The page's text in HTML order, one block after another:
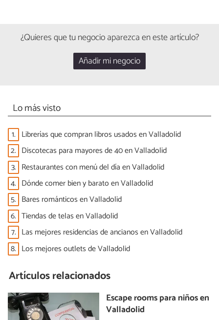
¿Quieres que tu negocio aparezca en este artículo?
Añadir mi negocio
Lo más visto
1. Librerías que compran libros usados en Valladolid
2. Discotecas para mayores de 40 en Valladolid
3. Restaurantes con menú del día en Valladolid
4. Dónde comer bien y barato en Valladolid
5. Bares románticos en Valladolid
6. Tiendas de telas en Valladolid
7. Las mejores residencias de ancianos en Valladolid
8. Los mejores outlets de Valladolid
Artículos relacionados
Escape rooms para niños en
Valladolid